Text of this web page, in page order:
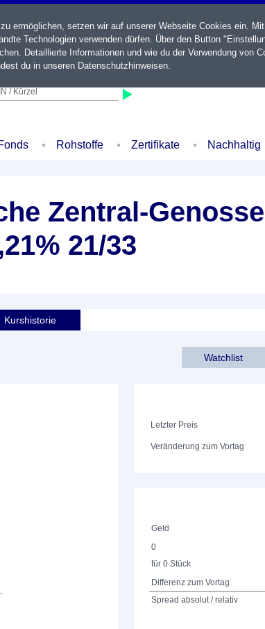
/ Kürzel
Rohstoffe Zertifikate Nachhaltig
Zentral-
21/33
Kurshistorie
Watchlist
Letzter Preis
Veränderung zum Vortag
Geld
0
für 0 Stück
Differenz zum Vortag
Spread absolut / relativ
ermöglichen, setzen wir auf unserer Webseite Cookies ein.
Technologien verwenden dürfen. Über den Button
Detaillierte Informationen und wie du der Verwendung von
du in unseren Datenschutzhinweisen.